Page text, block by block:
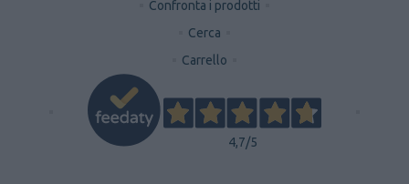
Confronta i prodotti
Cerca
Carrello
4,7/5